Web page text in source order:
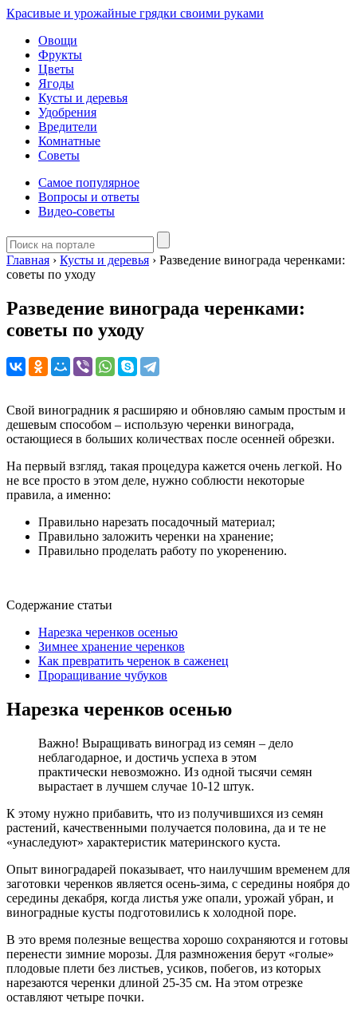
Красивые и урожайные грядки своими руками
Овощи
Фрукты
Цветы
Ягоды
Кусты и деревья
Удобрения
Вредители
Комнатные
Советы
Самое популярное
Вопросы и ответы
Видео-советы
Главная › Кусты и деревья › Разведение винограда черенками:
советы по уходу
Разведение винограда черенками:
советы по уходу
Свой виноградник я расширяю и обновляю самым простым и
дешевым способом – использую черенки винограда,
остающиеся в больших количествах после осенней обрезки.
На первый взгляд, такая процедура кажется очень легкой. Но
не все просто в этом деле, нужно соблюсти некоторые
правила, а именно:
Правильно нарезать посадочный материал;
Правильно заложить черенки на хранение;
Правильно проделать работу по укоренению.
Содержание статьи
Нарезка черенков осенью
Зимнее хранение черенков
Как превратить черенок в саженец
Проращивание чубуков
Нарезка черенков осенью
Важно! Выращивать виноград из семян – дело
неблагодарное, и достичь успеха в этом
практически невозможно. Из одной тысячи семян
вырастает в лучшем случае 10-12 штук.
К этому нужно прибавить, что из получившихся из семян
растений, качественными получается половина, да и те не
«унаследуют» характеристик материнского куста.
Опыт виноградарей показывает, что наилучшим временем для
заготовки черенков является осень-зима, с середины ноября до
середины декабря, когда листья уже опали, урожай убран, и
виноградные кусты подготовились к холодной поре.
В это время полезные вещества хорошо сохраняются и готовы
перенести зимние морозы. Для размножения берут «голые»
плодовые плети без листьев, усиков, побегов, из которых
нарезаются черенки длиной 25-35 см. На этом отрезке
оставляют четыре почки.